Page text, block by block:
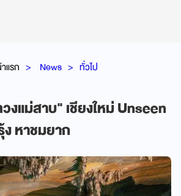
แรก News ทั่วไป
งแม่สาบ" เชียงใหม่ Unseen
หาชมยาก